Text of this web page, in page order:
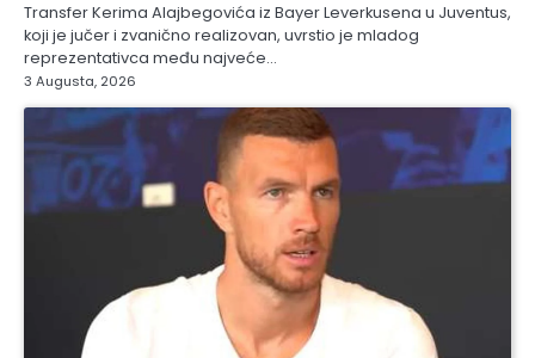
Transfer Kerima Alajbegovića iz Bayer Leverkusena u Juventus,
koji je jučer i zvanično realizovan, uvrstio je mladog
reprezentativca među najveće…
3 Augusta, 2026